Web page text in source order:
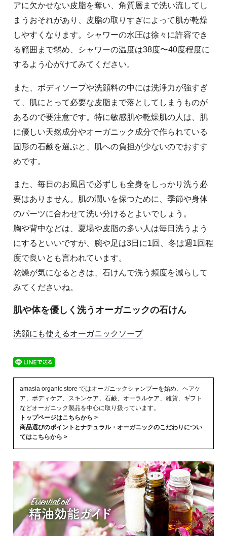
アに欠かせない皮脂を奪い、角質層まで洗い流してし
まうおそれがあり、皮脂の取りすぎによって肌が乾燥
しやすくなります。シャワーの水圧は徐々に許容でき
る範囲まで弱め、シャワーの温度は38度〜40度程度に
するよう心がけてみてください。
また、ボディソープや洗顔料の中には洗浄力が強すぎ
て、肌にとって必要な皮脂まで落としてしまうものが
あるので要注意です。特に敏感肌や乾燥肌の人は、肌
に優しい天然成分やオーガニック成分で作られている
固形の石鹸を選ぶと、肌への負担が少ないのでおすす
めです。
また、毎日のお風呂で必ずしも全身をしっかり洗う必
要はありません。肌の潤いを保つために、季節や身体
のパーツに合わせて洗い分けるとよいでしょう。
胸や背中などは、夏場や皮脂の多い人は毎日洗うよう
にするといいですが、腕や足は3日に1回、冬は週1回程
度で良いとも言われています。
乾燥が気になるときは、石けんで洗う頻度を減らして
みてくださいね。
肌や体を優しく洗うオーガニックの石けん
洗顔にも使えるオーガニックソープ
amasia organic store ではオーガニックシャンプーを始め、ヘアケ
ア、ボディケア、スキンケア、石鹸、オーラルケア、雑貨、ギフト
などオーガニック製品を中心に取り扱っています。
トップページはこちらから >
商品選びのポイントとナチュラル・オーガニックのこだわりについ
てはこちらから >